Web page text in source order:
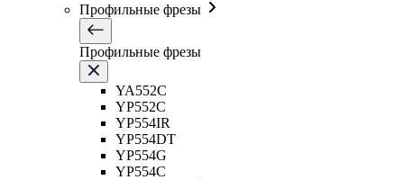
Профильные фрезы
Профильные фрезы
YA552C
YP552C
YP554IR
YP554DT
YP554G
YP554C